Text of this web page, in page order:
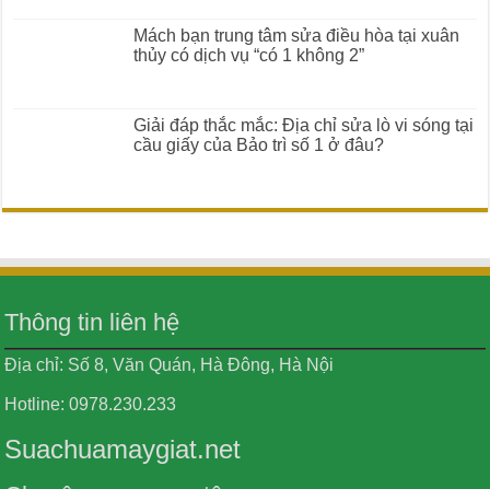
Mách bạn trung tâm sửa điều hòa tại xuân
thủy có dịch vụ “có 1 không 2”
Giải đáp thắc mắc: Địa chỉ sửa lò vi sóng tại
cầu giấy của Bảo trì số 1 ở đâu?
Thông tin liên hệ
Địa chỉ: Số 8, Văn Quán, Hà Đông, Hà Nội
Hotline: 0978.230.233
Suachuamaygiat.net